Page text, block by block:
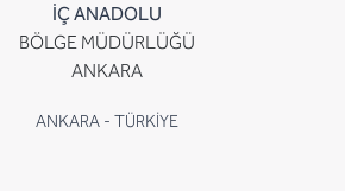
İÇ ANADOLU
BÖLGE MÜDÜRLÜĞÜ
ANKARA
ANKARA - TÜRKİYE